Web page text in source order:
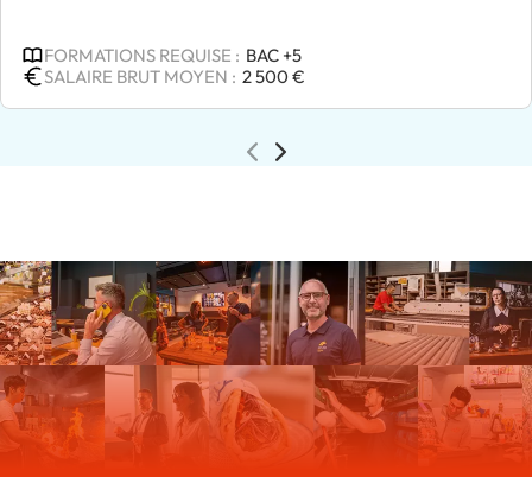
identifie les tendances de marché ou besoins
sociétaux. Ce spécialiste du marketing responsable
l'innovation et introduit des indicateurs de
l’innovation durable, un diplôme d'ingénieur de
niveau bac +5, est nécessaire.
FORMATIONS REQUISE : BAC +5
SALAIRE BRUT MOYEN : 2 500 €